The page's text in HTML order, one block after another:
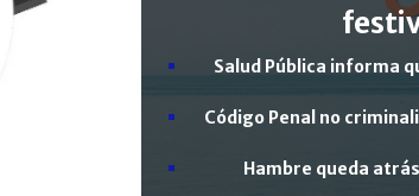
Salud Pública informa
Código Penal no
Hambre queda